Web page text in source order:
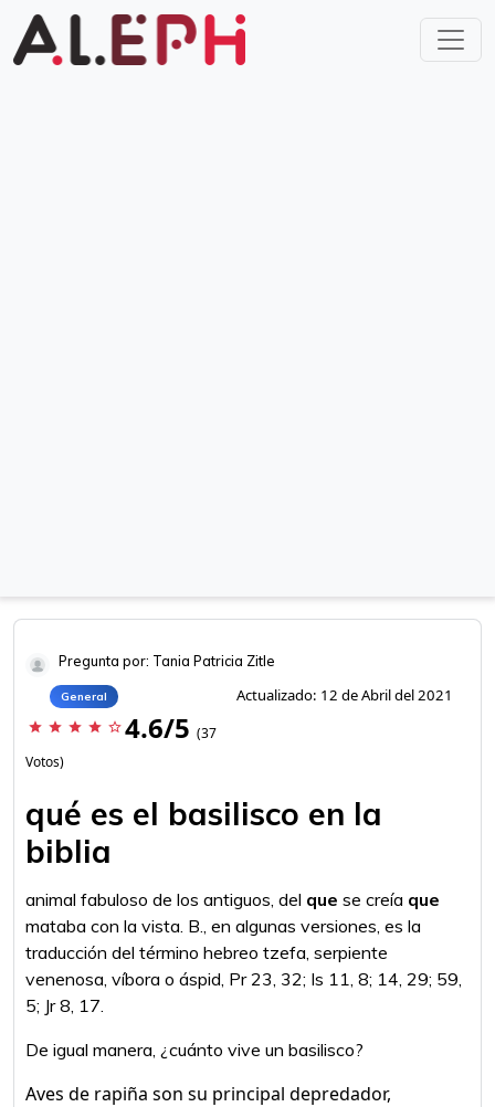
Pregunta por: Tania Patricia Zitle
General Actualizado: 12 de Abril del 2021
star star star star star_border 4.6/5 (37
Votos)
qué es el basilisco en la
biblia
animal fabuloso de los antiguos, del que se creía que
mataba con la vista. B., en algunas versiones, es la
traducción del término hebreo tzefa, serpiente
venenosa, víbora o áspid, Pr 23, 32; Is 11, 8; 14, 29; 59,
5; Jr 8, 17.
De igual manera, ¿cuánto vive un basilisco?
Aves de rapiña son su principal depredador,